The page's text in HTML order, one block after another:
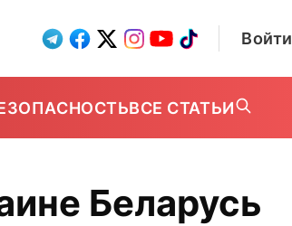
Войти
ВСЕ СТАТЬИ
Беларусь